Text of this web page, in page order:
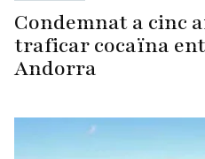
Condemnat a cinc
traficar cocaïna
Andorra